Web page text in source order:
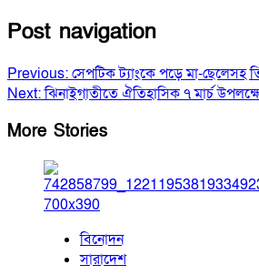
Post navigation
Previous:সেপটিক ট্যাংকে পড়ে মা-ছেলেসহ
Next:ঝিনাইগাতীতে ঐতিহাসিক ৭ মার্চ
More Stories
বিনোদন
সারাদেশ